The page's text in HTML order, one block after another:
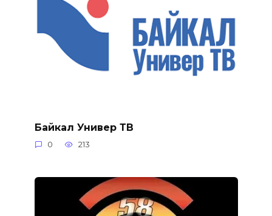
Байкал Универ ТВ
0 213